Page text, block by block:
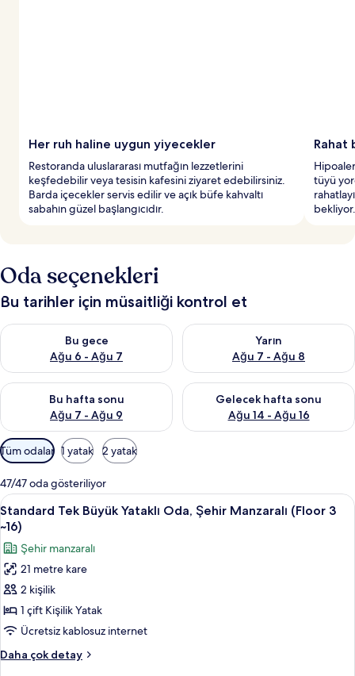
Her ruh haline uygun yiyecekler
Restoranda uluslararası mutfağın lezzetlerini
keşfedebilir veya tesisin kafesini ziyaret edebilirsiniz.
Barda içecekler servis edilir ve açık büfe kahvaltı
sabahın güzel başlangıcıdır.
Rahat
tüyü
bekliyor.
Oda seçenekleri
Bu tarihler için müsaitliği kontrol et
Bu gece
Ağu 6 - Ağu 7
Bu gece için müsaitliği kontrol et Ağu 6 - Ağu 7
Yarın
Ağu 7 - Ağu 8
Yarın için müsaitliği kontrol
Bu hafta sonu
Ağu 7 - Ağu 9
Bu hafta sonu için müsaitliği kontrol et Ağu 7 - Ağu 9
Gelecek hafta sonu
Ağu 14 - Ağu 16
Önümüzdeki hafta sonu için
Odalar
için
mevcut
filtreler
Tüm odalar 1 yatak 2 yatak
47/47 oda gösteriliyor
Standard
Tek
Büyük
Yataklı
Oda,
Şehir
Manzaralı
(Floor
3
~16)
Kaliteli yatak takımı, kuştüyü yorgan,
6
Standard Tek Büyük Yataklı Oda, Şehir Manzaralı (Floor 3
~16)
Şehir manzaralı
21 metre kare
2 kişilik
1 çift Kişilik Yatak
Ücretsiz kablosuz internet
Daha çok detay
Standard